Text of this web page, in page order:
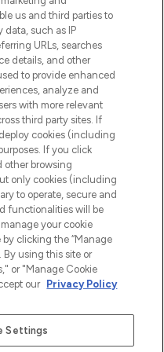
app, met gratis
€40.
My Personal
us and third parties to
data, such as IP
URLs, searches
details, and other
to provide enhanced
analyze and
with more relevant
third party sites. If
cookies (including
If you click
other browsing
only cookies (including
to operate, secure and
functionalities will be
your cookie
clicking the “Manage
By using this site or
or "Manage Cookie
our Privacy Policy
Settings